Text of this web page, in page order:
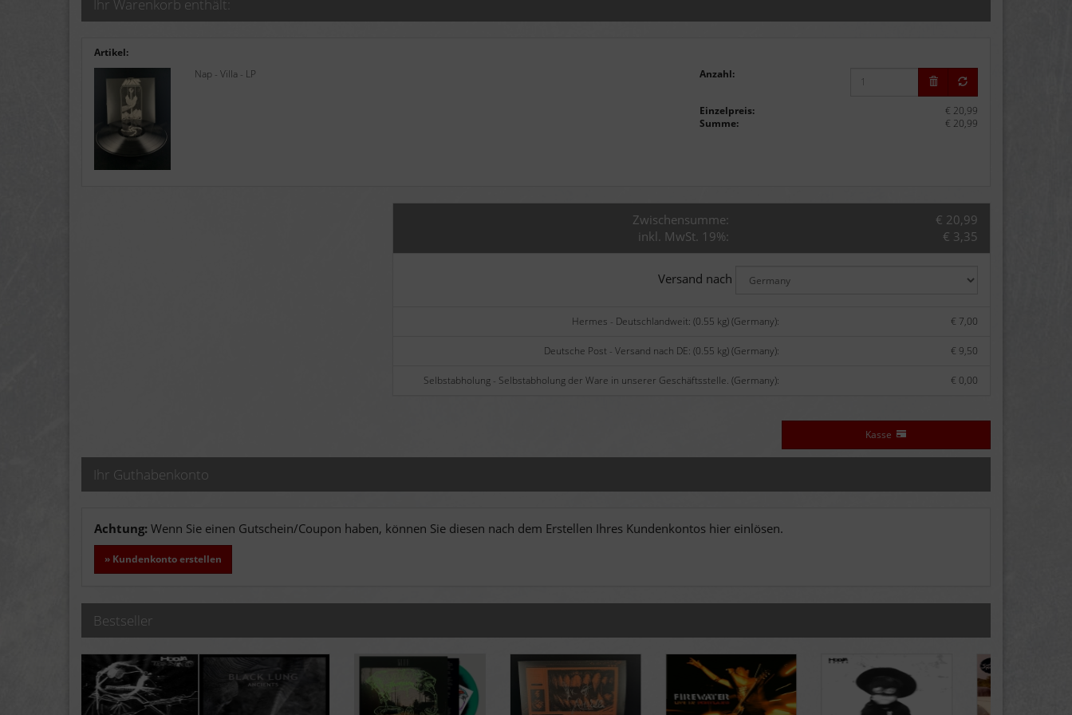
Ihr Warenkorb enthält:
Artikel:
Nap - Villa - LP
Anzahl:
Einzelpreis:
€ 20,99
Summe:
€ 20,99
Zwischensumme:
€ 20,99
inkl. MwSt. 19%:
€ 3,35
Versand nach
Hermes - Deutschlandweit: (0.55 kg) (Germany): € 7,00
Deutsche Post - Versand nach DE: (0.55 kg) (Germany): € 9,50
Selbstabholung - Selbstabholung der Ware in unserer Geschäftsstelle. (Germany): € 0,00
Kasse
Ihr Guthabenkonto
Achtung: Wenn Sie einen Gutschein/Coupon haben, können Sie diesen nach dem Erstellen Ihres Kundenkontos hier einlösen.
» Kundenkonto erstellen
Bestseller